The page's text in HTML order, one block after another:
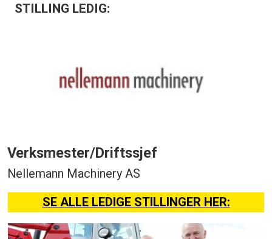
STILLING LEDIG:
Verksmester/Driftssjef
Nellemann Machinery AS
SE ALLE LEDIGE STILLINGER HER: